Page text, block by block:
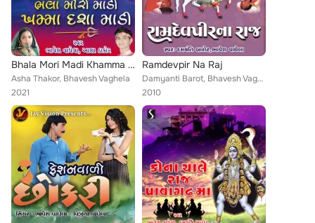
Bhala Mori Madi Khamma Dasha Maadi
Asha Thakor, Bhavesh Vaghela
2021
Ramdevpir Na Raj
Damyanti Barot, Bhavesh Vaghela
2010